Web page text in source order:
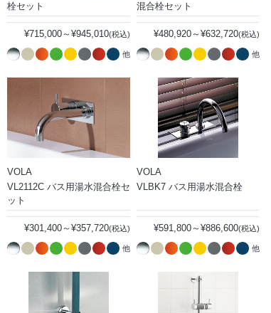
栓セット
¥715,000～¥945,010(税込)
他
混合栓セット
¥480,920～¥632,720(税込)
他
VOLA
VL2112C バス用湯水混合栓セ
ット
¥301,400～¥357,720(税込)
他
VOLA
VLBK7 バス用湯水混合栓
¥591,800～¥886,600(税込)
他